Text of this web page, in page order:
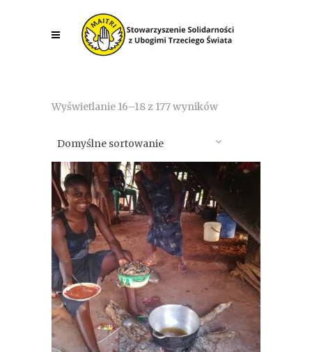
Wyświetlanie 16–18 z 177 wyników
Domyślne sortowanie